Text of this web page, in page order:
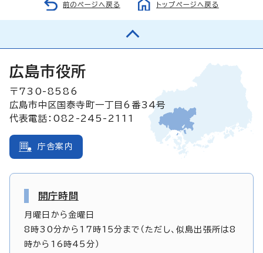
前のページへ戻る トップページへ戻る
広島市役所
〒730-8586
広島市中区国泰寺町一丁目6番34号
代表電話：082-245-2111
庁舎案内
開庁時間
月曜日から金曜日
8時30分から17時15分まで（ただし、似島出張所は8
時から16時45分）